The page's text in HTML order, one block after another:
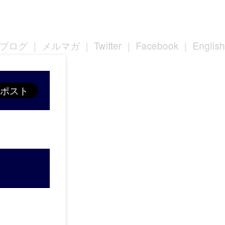
ブログ メルマガ Twitter Facebook English